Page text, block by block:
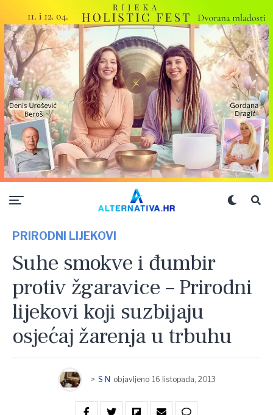
PRIRODNI LIJEKOVI
Suhe smokve i đumbir
protiv žgaravice – Prirodni
lijekovi koji suzbijaju
osjećaj žarenja u trbuhu
> S N objavljeno 16 listopada, 2013